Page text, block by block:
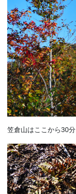
笠倉山はここから30分